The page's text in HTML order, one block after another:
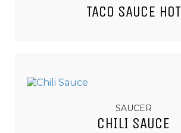
TACO SAUCE HOT
SAUCER
CHILI SAUCE